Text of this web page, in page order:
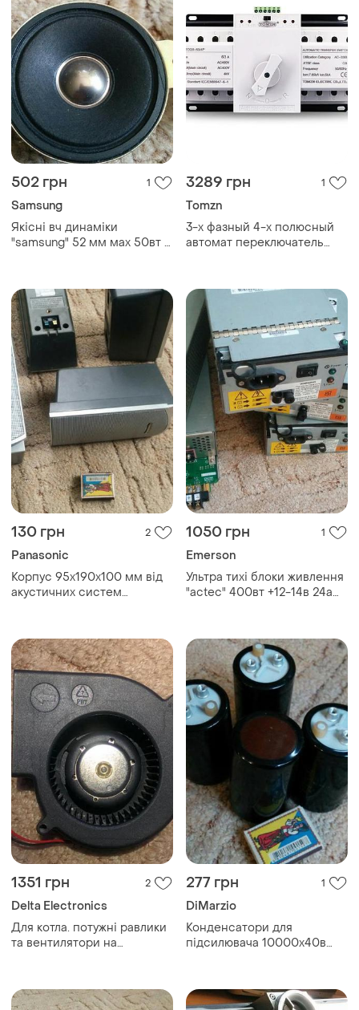
502 грн 1
Samsung
Якісні вч динаміки
"samsung" 52 мм мах 50вт 8
3289 грн 1
Tomzn
3-х фазный 4-х полюсный
автомат переключатель
130 грн 2
Panasonic
Корпус 95х190х100 мм від
акустичних систем
1050 грн 1
Emerson
Ультра тихі блоки живлення
"actec" 400вт +12-14в 24а
1351 грн 2
Delta Electronics
Для котла. потужні равлики
та вентилятори на
277 грн 1
DiMarzio
Конденсатори для
підсилювача 10000х40в